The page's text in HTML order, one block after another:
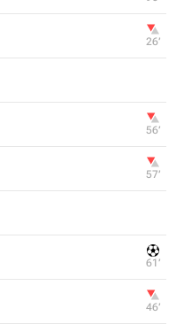
26‎’‎
56‎’‎
57‎’‎
61‎’‎
46‎’‎